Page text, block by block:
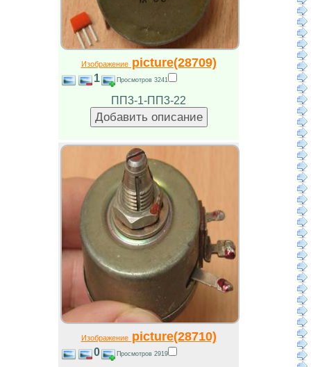
Изображениеpicture(28709)
1 Просмотров 3241
ПП3-1-ПП3-22
Изображениеpicture(28710)
0 Просмотров 2919